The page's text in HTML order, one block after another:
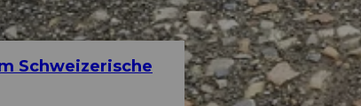
Schweizerische